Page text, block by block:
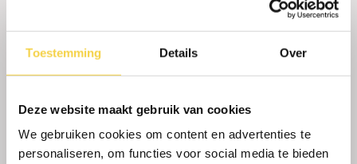
Toestemming Details Over
Deze website maakt gebruik van cookies
We gebruiken cookies om content en advertenties te
personaliseren, om functies voor social media te bieden
NIEUWBOUW WOONHUIS FIJNAART